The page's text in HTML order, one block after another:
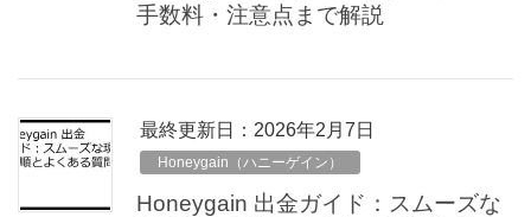
手数料・注意点まで解説
最終更新日：2026年2月7日
Honeygain（ハニーゲイン）
Honeygain 出金ガイド：スムーズな